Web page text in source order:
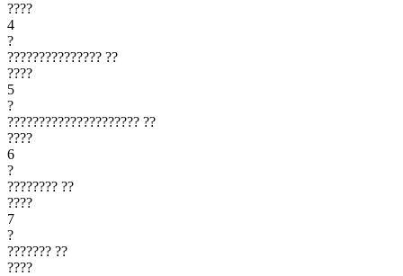
????
4
?
??????????????? ??
????
5
?
????????????????????? ??
????
6
?
???????? ??
????
7
?
??????? ??
????